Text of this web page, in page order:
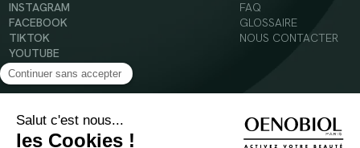
INSTAGRAM
FACEBOOK
TIKTOK
YOUTUBE
FAQ
GLOSSAIRE
NOUS CONTACTER
Mentions légales
Conditions Générales d’Utilisation
Politique en matière de cookies